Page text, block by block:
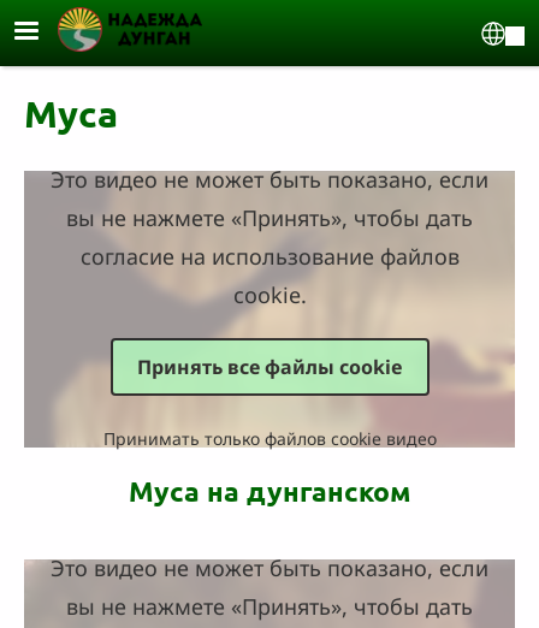
Перейти к основному содержанию
Муса
Это видео не может быть показано, если
вы не нажмете «Принять», чтобы дать
согласие на использование файлов
cookie.
Принять все файлы cookie
Принимать только файлов cookie видео
Муса на дунганском
Это видео не может быть показано, если
вы не нажмете «Принять», чтобы дать